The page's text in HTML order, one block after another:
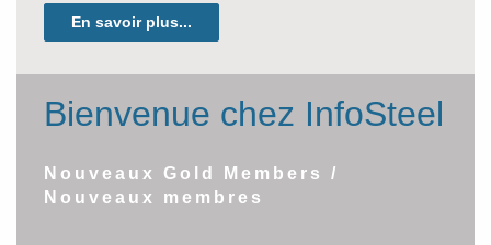
En savoir plus...
Bienvenue chez InfoSteel
Nouveaux Gold Members /
Nouveaux membres